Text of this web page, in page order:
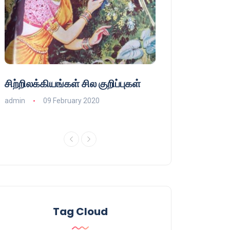
சிற்றிலக்கியங்கள் சில குறிப்புகள்
admin 09 February 2020
Tag Cloud